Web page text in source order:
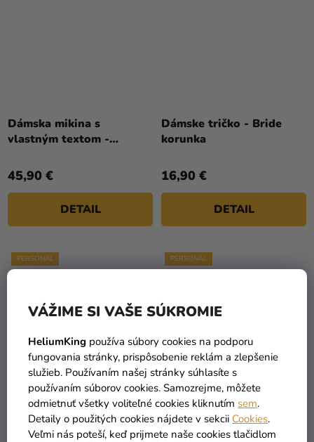
VÁŽIME SI VAŠE SÚKROMIE
HeliumKing používa súbory cookies na podporu
fungovania stránky, prispôsobenie reklám a zlepšenie
služieb. Používaním našej stránky súhlasíte s
používaním súborov cookies. Samozrejme, môžete
odmietnuť všetky voliteľné cookies kliknutím sem.
Detaily o použitých cookies nájdete v sekcii Cookies.
Veľmi nás poteší, keď prijmete naše cookies tlačidlom
Dámska mikina s
vlastným textom -
45,90 €
DETAIL
Dámske tričko - Bride
korunka
16,90 €
DETAIL
PERSONAL
Dámske tričko - Bride to
be mašlička
PERSONAL
Dámske tričko - Budem
nevesta